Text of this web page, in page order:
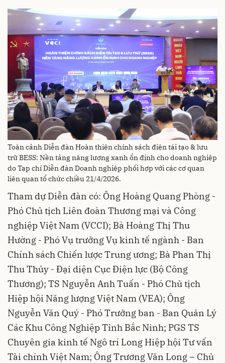
Toàn cảnh Diễn đàn Hoàn thiện chính sách điện tái tạo & lưu
trữ BESS: Nền tảng năng lượng xanh ổn định cho doanh nghiệp
do Tạp chí Diễn đàn Doanh nghiệp phối hợp với các cơ quan
liên quan tổ chức chiều 21/4/2026.
Tham dự Diễn đàn có: Ông Hoàng Quang Phòng -
Phó Chủ tịch Liên đoàn Thương mại và Công
nghiệp Việt Nam (VCCI); Bà Hoàng Thị Thu
Hường - Phó Vụ trưởng Vụ kinh tế ngành - Ban
Chính sách Chiến lược Trung ương; Bà Phan Thị
Thu Thủy - Đại diện Cục Điện lực (Bộ Công
Thương); TS Nguyễn Anh Tuấn - Phó Chủ tịch
Hiệp hội Năng lượng Việt Nam (VEA); Ông
Nguyễn Văn Quý - Phó Trưởng ban - Ban Quản Lý
Các Khu Công Nghiệp Tỉnh Bắc Ninh; PGS TS
Chuyên gia kinh tế Ngô trí Long Hiệp hội Tư vấn
Tài chính Việt Nam; Ông Trương Văn Long – Chủ